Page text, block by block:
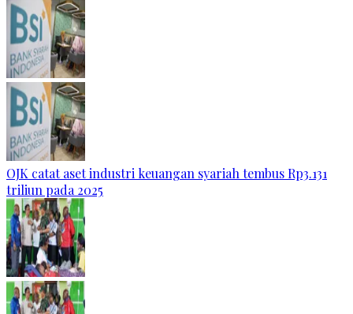
OJK catat aset industri keuangan syariah tembus Rp3.131
triliun pada 2025